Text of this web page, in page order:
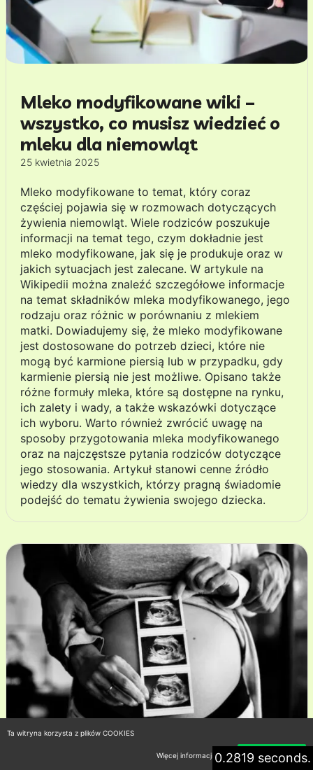
Mleko modyfikowane wiki –
wszystko, co musisz wiedzieć o
mleku dla niemowląt
25 kwietnia 2025
Mleko modyfikowane to temat, który coraz
częściej pojawia się w rozmowach dotyczących
żywienia niemowląt. Wiele rodziców poszukuje
informacji na temat tego, czym dokładnie jest
mleko modyfikowane, jak się je produkuje oraz w
jakich sytuacjach jest zalecane. W artykule na
Wikipedii można znaleźć szczegółowe informacje
na temat składników mleka modyfikowanego, jego
rodzaju oraz różnic w porównaniu z mlekiem
matki. Dowiadujemy się, że mleko modyfikowane
jest dostosowane do potrzeb dzieci, które nie
mogą być karmione piersią lub w przypadku, gdy
karmienie piersią nie jest możliwe. Opisano także
różne formuły mleka, które są dostępne na rynku,
ich zalety i wady, a także wskazówki dotyczące
ich wyboru. Warto również zwrócić uwagę na
sposoby przygotowania mleka modyfikowanego
oraz na najczęstsze pytania rodziców dotyczące
jego stosowania. Artykuł stanowi cenne źródło
wiedzy dla wszystkich, którzy pragną świadomie
podejść do tematu żywienia swojego dziecka.
0.2819 seconds.
Ta witryna korzysta z plików COOKIES
Więcej informacji Akceptuję